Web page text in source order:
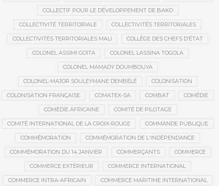
COLLECTIF POUR LE DÉVELOPPEMENT DE BAKO
COLLECTIVITÉ TERRITORIALE COLLECTIVITÉS TERRITORIALES
COLLECTIVITÉS TERRITORIALES MALI COLLÈGE DES CHEFS D’ÉTAT
COLONEL ASSIMI GOÏTA COLONEL LASSINA TOGOLA
COLONEL MAMADY DOUMBOUYA
COLONEL-MAJOR SOULEYMANE DEMBÉLÉ COLONISATION
COLONISATION FRANÇAISE COMATEX-SA COMBAT COMÉDIE
COMÉDIE AFRICAINE COMITÉ DE PILOTAGE
COMITÉ INTERNATIONAL DE LA CROIX-ROUGE COMMANDE PUBLIQUE
COMMÉMORATION COMMÉMORATION DE L'INDÉPENDANCE
COMMÉMORATION DU 14 JANVIER COMMERÇANTS COMMERCE
COMMERCE EXTÉRIEUR COMMERCE INTERNATIONAL
COMMERCE INTRA-AFRICAIN COMMERCE MARITIME INTERNATIONAL